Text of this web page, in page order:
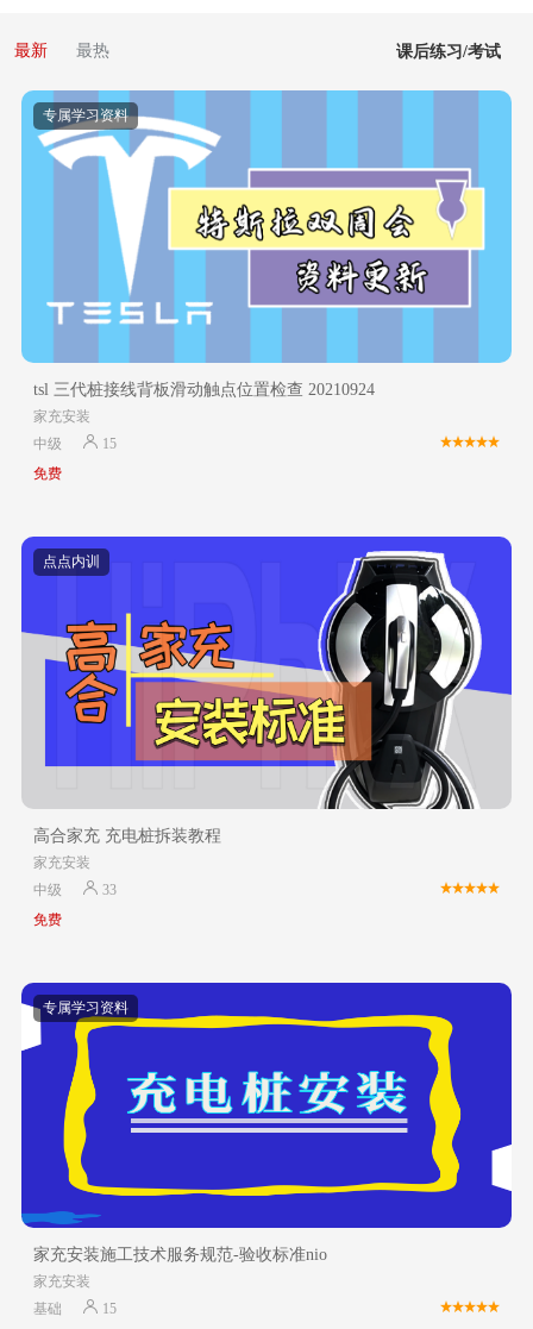
最新 最热 课后练习/考试
专属学习资料
tsl 三代桩接线背板滑动触点位置检查 20210924
家充安装
中级
15
免费
点点内训
高合家充 充电桩拆装教程
家充安装
中级
33
免费
专属学习资料
家充安装施工技术服务规范-验收标准nio
家充安装
基础
15